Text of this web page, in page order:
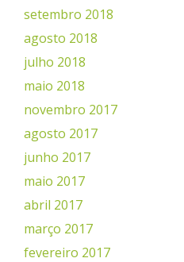
setembro 2018
agosto 2018
julho 2018
maio 2018
novembro 2017
agosto 2017
junho 2017
maio 2017
abril 2017
março 2017
fevereiro 2017